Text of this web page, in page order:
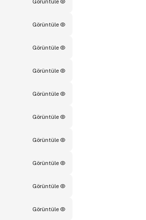
Görüntüle
Görüntüle
Görüntüle
Görüntüle
Görüntüle
Görüntüle
Görüntüle
Görüntüle
Görüntüle